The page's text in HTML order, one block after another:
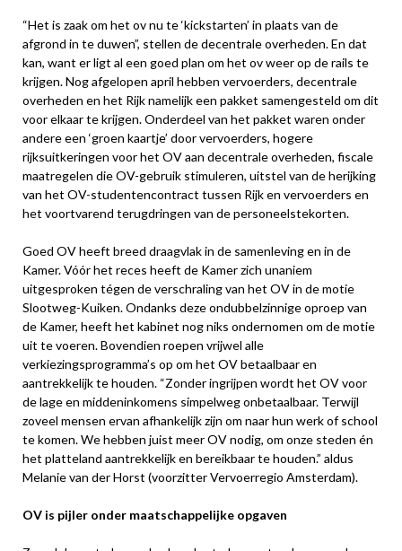
“Het is zaak om het ov nu te ‘kickstarten’ in plaats van de
afgrond in te duwen”, stellen de decentrale overheden. En dat
kan, want er ligt al een goed plan om het ov weer op de rails te
krijgen. Nog afgelopen april hebben vervoerders, decentrale
overheden en het Rijk namelijk een pakket samengesteld om dit
voor elkaar te krijgen. Onderdeel van het pakket waren onder
andere een ‘groen kaartje’ door vervoerders, hogere
rijksuitkeringen voor het OV aan decentrale overheden, fiscale
maatregelen die OV-gebruik stimuleren, uitstel van de herijking
van het OV-studentencontract tussen Rijk en vervoerders en
het voortvarend terugdringen van de personeelstekorten.
Goed OV heeft breed draagvlak in de samenleving en in de
Kamer. Vóór het reces heeft de Kamer zich unaniem
uitgesproken tégen de verschraling van het OV in de motie
Slootweg-Kuiken. Ondanks deze ondubbelzinnige oproep van
de Kamer, heeft het kabinet nog niks ondernomen om de motie
uit te voeren. Bovendien roepen vrijwel alle
verkiezingsprogramma’s op om het OV betaalbaar en
aantrekkelijk te houden. “Zonder ingrijpen wordt het OV voor
de lage en middeninkomens simpelweg onbetaalbaar. Terwijl
zoveel mensen ervan afhankelijk zijn om naar hun werk of school
te komen. We hebben juist meer OV nodig, om onze steden én
het platteland aantrekkelijk en bereikbaar te houden.” aldus
Melanie van der Horst (voorzitter Vervoerregio Amsterdam).
OV is pijler onder maatschappelijke opgaven